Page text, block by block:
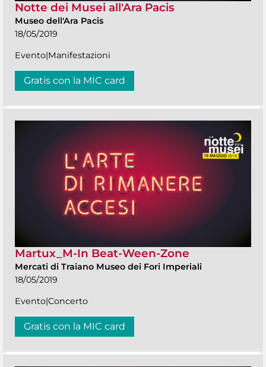
Notte dei Musei all'Ara Pacis
Museo dell'Ara Pacis
18/05/2019
Evento|Manifestazioni
Gratis con la MIC card
Martux_M-In Beat-Ween-Zone
Mercati di Traiano Museo dei Fori Imperiali
18/05/2019
Evento|Concerto
Gratis con la MIC card